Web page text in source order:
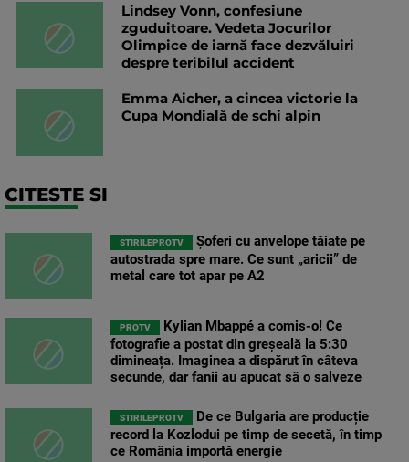
Lindsey Vonn, confesiune
zguduitoare. Vedeta Jocurilor
Olimpice de iarnă face dezvăluiri
despre teribilul accident
Emma Aicher, a cincea victorie la
Cupa Mondială de schi alpin
CITESTE SI
STIRILEPROTV
Șoferi cu anvelope tăiate pe
autostrada spre mare. Ce sunt „aricii” de
metal care tot apar pe A2
PROTV
Kylian Mbappé a comis-o! Ce
fotografie a postat din greșeală la 5:30
dimineața. Imaginea a dispărut în câteva
secunde, dar fanii au apucat să o salveze
STIRILEPROTV
De ce Bulgaria are producție
record la Kozlodui pe timp de secetă, în timp
ce România importă energie